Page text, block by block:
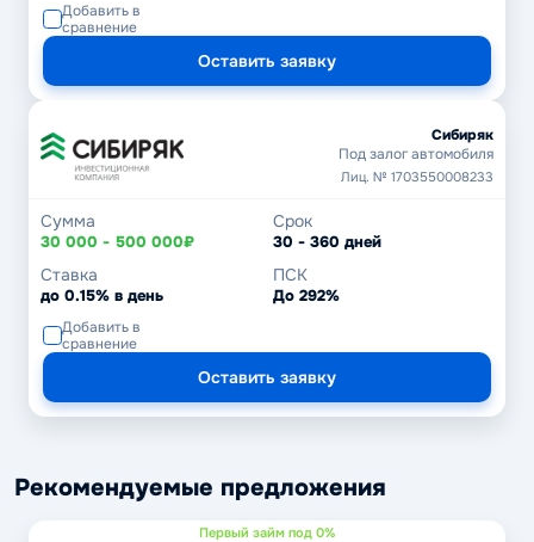
Добавить в
сравнение
Оставить заявку
Сибиряк
Под залог автомобиля
Лиц. № 1703550008233
Сумма
30 000 - 500 000₽
Срок
30 - 360 дней
Ставка
до 0.15% в день
ПСК
До 292%
Добавить в
сравнение
Оставить заявку
Рекомендуемые предложения
Первый займ под 0%